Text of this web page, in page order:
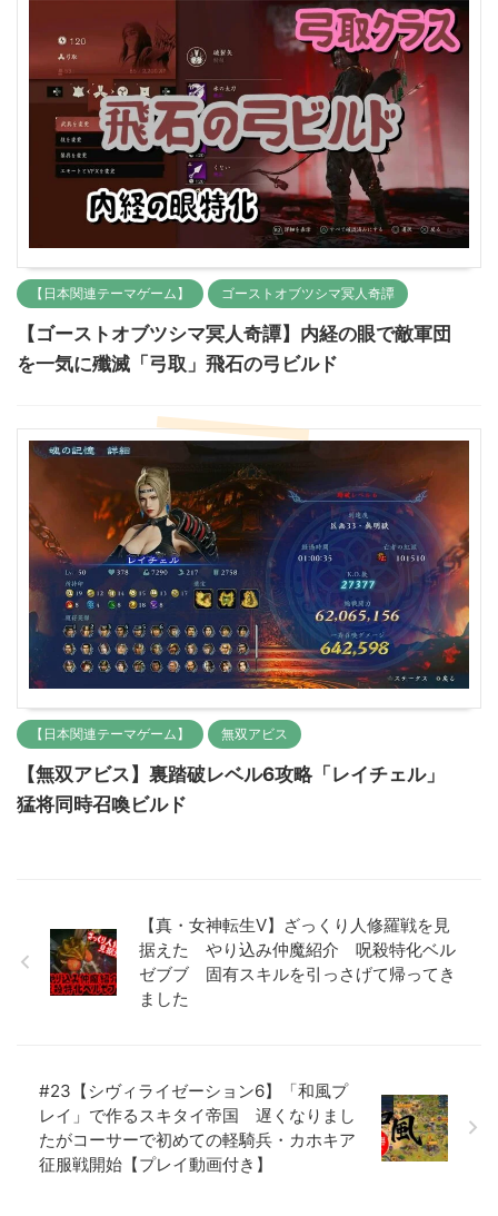
【日本関連テーマゲーム】 ゴーストオブツシマ冥人奇譚
【ゴーストオブツシマ冥人奇譚】内経の眼で敵軍団
を一気に殲滅「弓取」飛石の弓ビルド
【日本関連テーマゲーム】 無双アビス
【無双アビス】裏踏破レベル6攻略「レイチェル」
猛将同時召喚ビルド
【真・女神転生Ⅴ】ざっくり人修羅戦を見
据えた やり込み仲魔紹介 呪殺特化ベル
ゼブブ 固有スキルを引っさげて帰ってき
ました
#23【シヴィライゼーション6】「和風プ
レイ」で作るスキタイ帝国 遅くなりまし
たがコーサーで初めての軽騎兵・カホキア
征服戦開始【プレイ動画付き】